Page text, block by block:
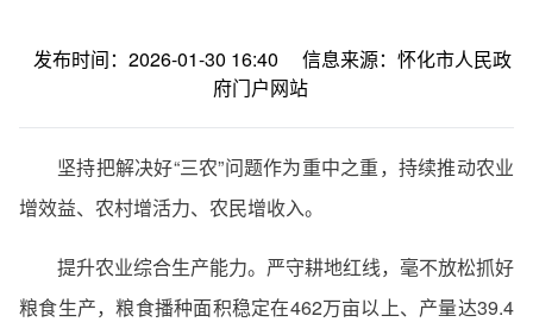
发布时间：2026-01-30 16:40
信息来源：怀化市人民政
府门户网站
坚持把解决好“三农”问题作为重中之重，持续推动农业
增效益、农村增活力、农民增收入。
提升农业综合生产能力。严守耕地红线，毫不放松抓好
粮食生产，粮食播种面积稳定在462万亩以上、产量达39.4